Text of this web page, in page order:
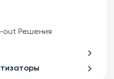
out Решения